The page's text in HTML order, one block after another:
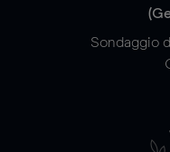
Sondaggio